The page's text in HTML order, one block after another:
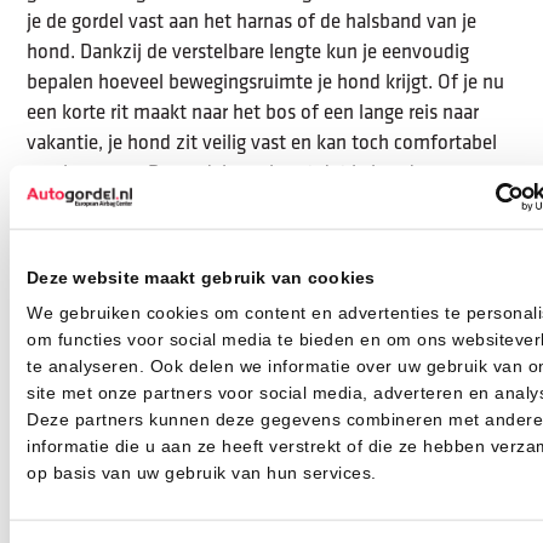
Deze website maakt gebruik van cookies
We gebruiken cookies om content en advertenties te
om functies voor social media te bieden en om ons
te analyseren. Ook delen we informatie over uw gebruik van
site met onze partners voor social media, adverteren en
Deze partners kunnen deze gegevens combineren met andere
informatie die u aan ze heeft verstrekt of die ze hebben
op basis van uw gebruik van hun services.
je de gordel vast aan het harnas of de halsband van je
hond. Dankzij de verstelbare lengte kun je eenvoudig
bepalen hoeveel bewegingsruimte je hond krijgt. Of je nu
een korte rit maakt naar het bos of een lange reis naar
vakantie, je hond zit veilig vast en kan toch comfortabel
meebewegen. De gordel voorkomt dat je hond
onverwachts op de voorstoelen springt of door de auto
schuift bij plotseling remmen.
Onze klanten aan het woord
Waarom naar ons luisteren als je het ook van onze klanten
kan horen...?
Onze klanten vertellen hun ervaring met Autogordel.nl